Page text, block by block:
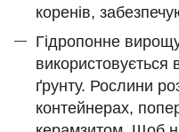
коренів,
Гідропонне
використовується
ґрунту. Рослини
контейнерах,